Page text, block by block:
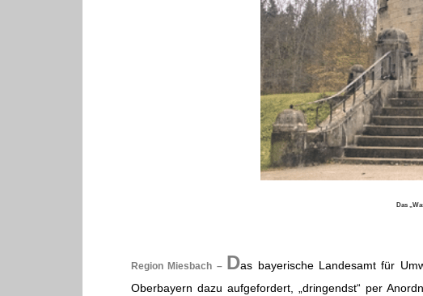
Das
Region Miesbach – Das bayerische Landesamt für
Oberbayern dazu aufgefordert, „dringendst“ per